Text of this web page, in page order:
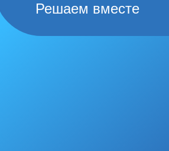
Решаем вместе